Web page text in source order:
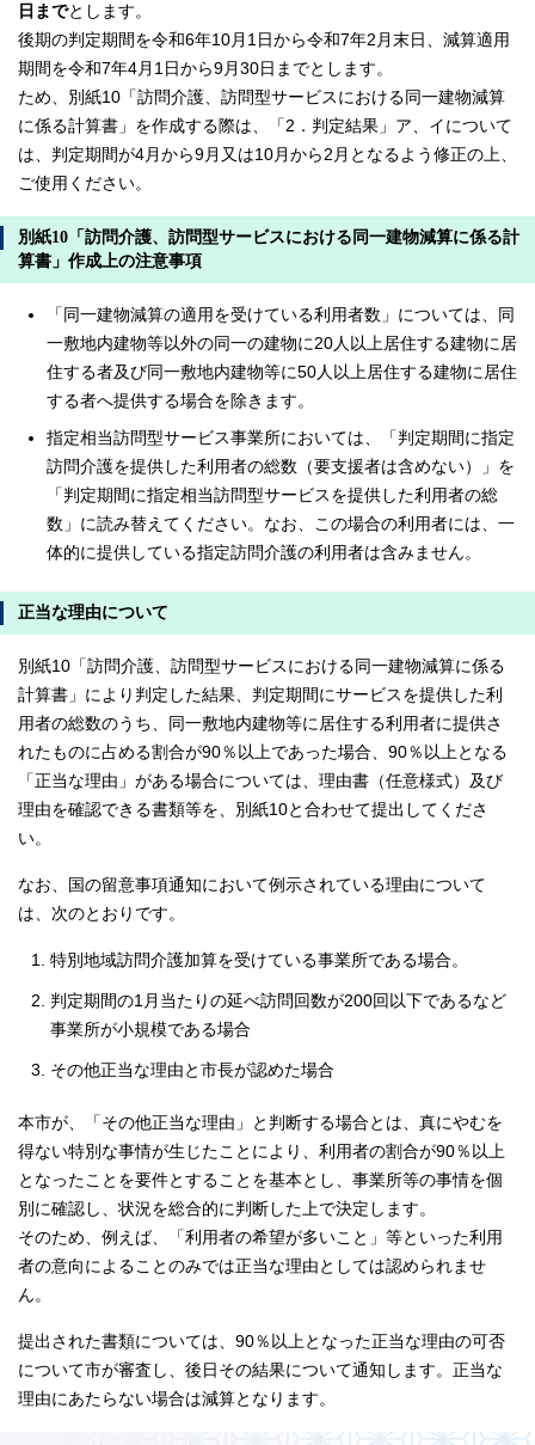
日までとします。
後期の判定期間を令和6年10月1日から令和7年2月末日、減算適用
期間を令和7年4月1日から9月30日までとします。
ため、別紙10「訪問介護、訪問型サービスにおける同一建物減算
に係る計算書」を作成する際は、「2．判定結果」ア、イについて
は、判定期間が4月から9月又は10月から2月となるよう修正の上、
ご使用ください。
別紙10「訪問介護、訪問型サービスにおける同一建物減算に係る計
算書」作成上の注意事項
「同一建物減算の適用を受けている利用者数」については、同
一敷地内建物等以外の同一の建物に20人以上居住する建物に居
住する者及び同一敷地内建物等に50人以上居住する建物に居住
する者へ提供する場合を除きます。
指定相当訪問型サービス事業所においては、「判定期間に指定
訪問介護を提供した利用者の総数（要支援者は含めない）」を
「判定期間に指定相当訪問型サービスを提供した利用者の総
数」に読み替えてください。なお、この場合の利用者には、一
体的に提供している指定訪問介護の利用者は含みません。
正当な理由について
別紙10「訪問介護、訪問型サービスにおける同一建物減算に係る
計算書」により判定した結果、判定期間にサービスを提供した利
用者の総数のうち、同一敷地内建物等に居住する利用者に提供さ
れたものに占める割合が90％以上であった場合、90％以上となる
「正当な理由」がある場合については、理由書（任意様式）及び
理由を確認できる書類等を、別紙10と合わせて提出してくださ
い。
なお、国の留意事項通知において例示されている理由について
は、次のとおりです。
特別地域訪問介護加算を受けている事業所である場合。
判定期間の1月当たりの延べ訪問回数が200回以下であるなど
事業所が小規模である場合
その他正当な理由と市長が認めた場合
本市が、「その他正当な理由」と判断する場合とは、真にやむを
得ない特別な事情が生じたことにより、利用者の割合が90％以上
となったことを要件とすることを基本とし、事業所等の事情を個
別に確認し、状況を総合的に判断した上で決定します。
そのため、例えば、「利用者の希望が多いこと」等といった利用
者の意向によることのみでは正当な理由としては認められませ
ん。
提出された書類については、90％以上となった正当な理由の可否
について市が審査し、後日その結果について通知します。正当な
理由にあたらない場合は減算となります。